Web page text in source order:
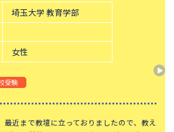
埼玉大学 教育学部
女性
受験
最近まで教壇に立っておりましたので、教え